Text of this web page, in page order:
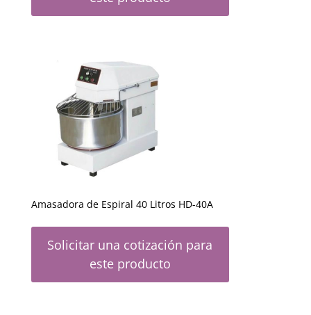
Amasadora de Espiral 40 Litros HD-40A
Solicitar una cotización para
este producto